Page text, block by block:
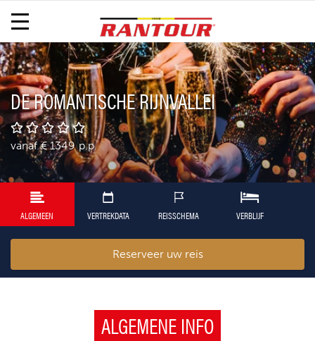
ALGEMEEN VERTREKDATA REISSCHEMA VERBLIJF
Reserveer uw reis
DE ROMANTISCHE RIJNVALLEI
vanaf € 1349 p.p.
ALGEMENE INFO